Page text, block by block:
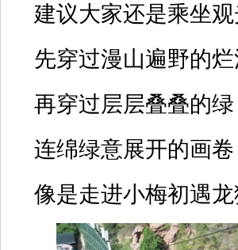
建议大家还是乘坐
先穿过漫山遍野的
再穿过层层叠叠的绿
连绵绿意展开的画卷
像是走进小梅初遇